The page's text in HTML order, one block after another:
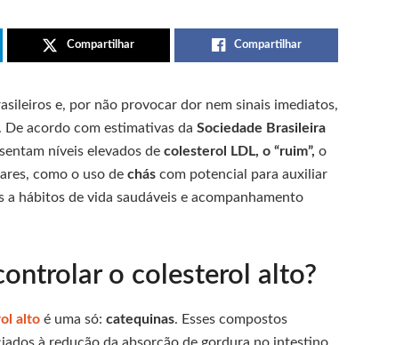
Compartilhar Compartilhar
e, por não provocar dor nem sinais imediatos,
De acordo com estimativas da Sociedade Brasileira
níveis elevados de colesterol LDL, o “ruim”, o
como o uso de chás com potencial para auxiliar
hábitos de vida saudáveis e acompanhamento
o colesterol alto?
alto é uma só: catequinas. Esses compostos